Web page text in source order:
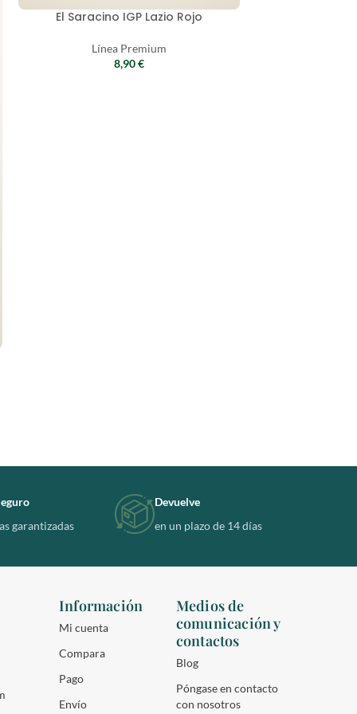
El Saracino IGP Lazio Rojo
Línea Premium
8,90€
garantizadas
Devuelve
en un plazo de 14 días
Información
Mi cuenta
Compara
Pago
Envío
Medios de
comunicación y
contactos
Blog
Póngase en contacto
con nosotros